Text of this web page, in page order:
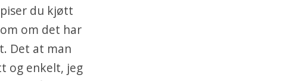
du kjøtt
om det har
Det at man
og enkelt, jeg